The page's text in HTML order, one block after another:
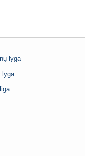
lyga
lyga